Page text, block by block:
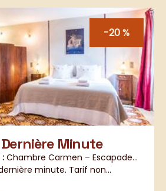
-20 %
Minute
Chambre Carmen – Escapade
de la Provence| Chambre
d’hôtes de charme à
minute. Tarif non
100% du montant